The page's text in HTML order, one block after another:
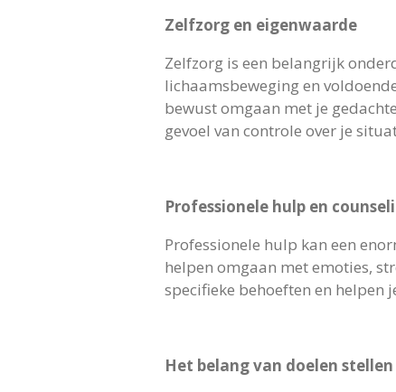
Zelfzorg en eigenwaarde
Zelfzorg is een belangrijk
lichaamsbeweging en
bewust omgaan met je
gevoel van controle over je
Professionele hulp en
Professionele hulp kan een
helpen omgaan met emoties,
specifieke behoeften en helpen
Het belang van doelen stellen